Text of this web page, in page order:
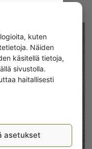
kuten
Näiden
käsitellä tietoja,
sivustolla.
haitallisesti
asetukset
messages from